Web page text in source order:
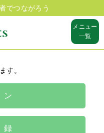
でつながろう
メニュー
一覧
す。